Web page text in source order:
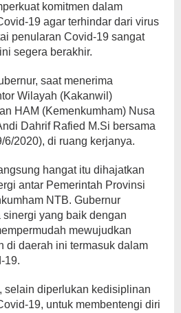
komitmen dalam
19 agar terhindar dari virus
penularan Covid-19 sangat
segera berakhir.
saat menerima
Wilayah (Kakanwil)
HAM (Kemenkumham) Nusa
Dahrif Rafied M.Si bersama
6/2020), di ruang kerjanya.
hangat itu dihajatkan
antar Pemerintah Provinsi
NTB. Gubernur
yang baik dengan
mewujudkan
di daerah ini termasuk dalam
19.
selain diperlukan kedisiplinan
19, untuk membentengi diri